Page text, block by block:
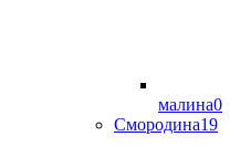
малина0
Смородина19